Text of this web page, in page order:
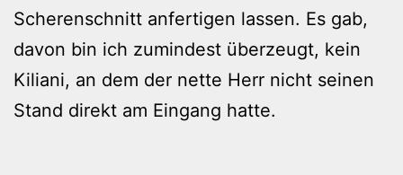
Scherenschnitt anfertigen lassen. Es gab,
davon bin ich zumindest überzeugt, kein
Kiliani, an dem der nette Herr nicht seinen
Stand direkt am Eingang hatte.